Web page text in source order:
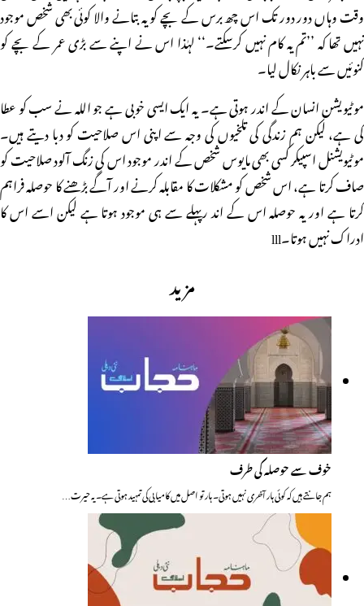
وقت وہاں دور دور تک اس چھ برس کے بچے کو یہ بتانے والا کوئی بھی شخص موجود
نہیں تھا کہ ’’تم یہ کام نہیں کرسکتے۔‘‘ لہٰذا اس نے اپنے سے بڑی عمر کے بچے کو
کنوئیں سے باہر نکال لیا۔
موٹیویشن انسان کے اندر ہوتی ہے۔ یہ ایک ایسی خوبی ہے جو اللہ نے سب کو عطا
کی ہے، لیکن ہم زندگی کی تلخیوں کی وجہ سے اپنی اس صلاحیت کو دبا دیتے ہیں۔
موٹیویشنل اسپیکر کسی بھی مایوس شخص کے اندر موجود اس کی زنگ آلود صلاحیت کو
صاف کرتا ہے، اس شخص کو مشکلات کا مقابلہ کرنے اور آگے بڑھنے کا حوصلہ فراہم
کرتا ہے اور یہ حوصلہ اس کے اند رپہلے سے ہی موجود ہوتا ہے لیکن اسے اس کا
ادراک نہیں ہوتا۔lll
مزید
خوف سے حوصلہ کی طرف
ہم جانتے ہیں کہ کوئی ہار آخری نہیں ہوتی۔ ہار تو اصل میں کامیابی کی تمہید ہوتی ہے۔ یہ حیرت…